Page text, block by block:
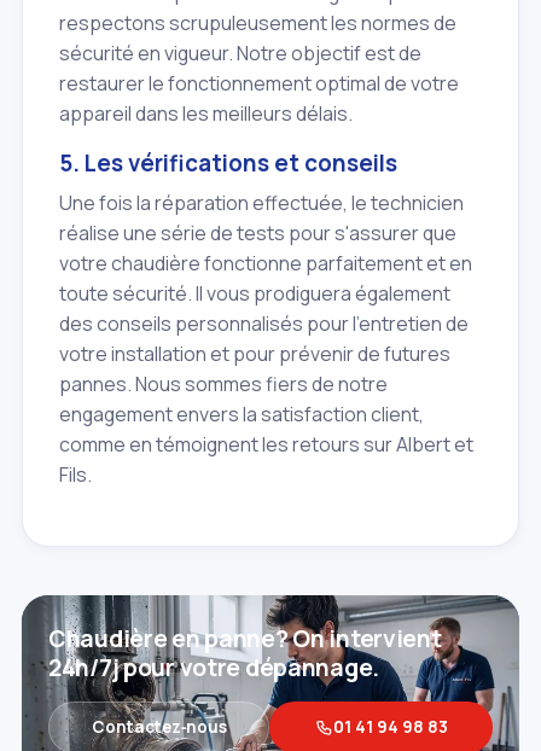
respectons scrupuleusement les normes de
sécurité en vigueur. Notre objectif est de
restaurer le fonctionnement optimal de votre
appareil dans les meilleurs délais.
5. Les vérifications et conseils
Une fois la réparation effectuée, le technicien
réalise une série de tests pour s'assurer que
votre chaudière fonctionne parfaitement et en
toute sécurité. Il vous prodiguera également
des conseils personnalisés pour l'entretien de
votre installation et pour prévenir de futures
pannes. Nous sommes fiers de notre
engagement envers la satisfaction client,
comme en témoignent les retours sur Albert et
Fils.
Chaudière en panne? On intervient
24h/7j pour votre dépannage.
Contactez‑nous 01 41 94 98 83